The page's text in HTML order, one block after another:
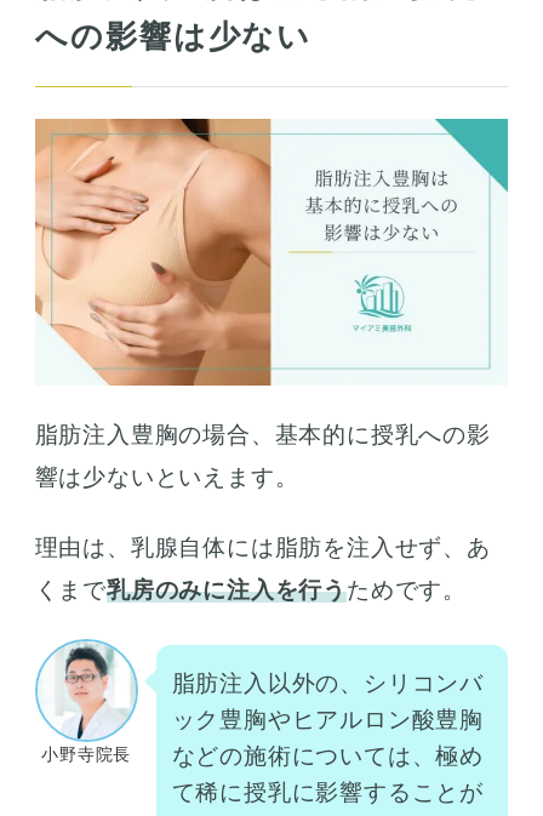
への影響は少ない
脂肪注入豊胸の場合、基本的に授乳への影
響は少ないといえます。
理由は、乳腺自体には脂肪を注入せず、あ
くまで乳房のみに注入を行うためです。
小野寺院長
脂肪注入以外の、シリコンバ
ック豊胸やヒアルロン酸豊胸
などの施術については、極め
て稀に授乳に影響することが